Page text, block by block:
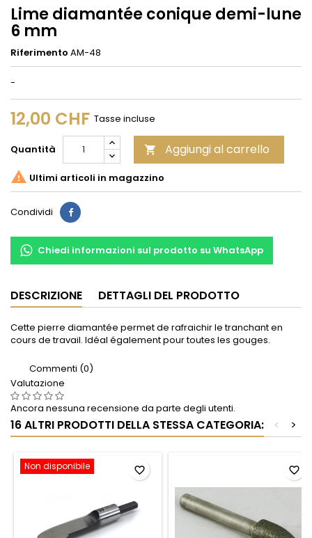
Lime diamantée conique demi-lune
6 mm
Riferimento AM-48
-
12,00 CHF Tasse incluse
Quantità  Aggiungi al carrello
 Ultimi articoli in magazzino
Condividi Condividi
Chiedi informazioni sul prodotto su WhatsApp
DESCRIZIONE DETTAGLI DEL PRODOTTO
Cette pierre diamantée permet de rafraichir le tranchant en
cours de travail. Idéal également pour toutes les gouges.
Commenti (0)
Valutazione
Ancora nessuna recensione da parte degli utenti.
16 ALTRI PRODOTTI DELLA STESSA CATEGORIA: >
<
Non disponibile favorite_border favorite_border